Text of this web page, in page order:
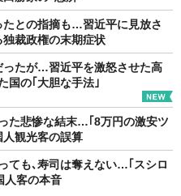
たとの指摘も…習近平に見放さ
裁政権の末期症状
ったが…習近平を激怒させた高
国の｢大胆な手法｣
た悲惨な結末…｢8万円の激安ツ
観光客の誤算
ても､寿司は奪えない…｢スシロ
人客の本音